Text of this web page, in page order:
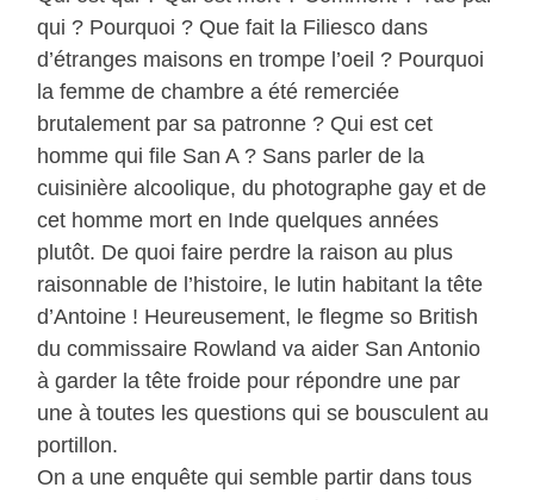
qui ? Pourquoi ? Que fait la Filiesco dans
d’étranges maisons en trompe l’oeil ? Pourquoi
la femme de chambre a été remerciée
brutalement par sa patronne ? Qui est cet
homme qui file San A ? Sans parler de la
cuisinière alcoolique, du photographe gay et de
cet homme mort en Inde quelques années
plutôt. De quoi faire perdre la raison au plus
raisonnable de l’histoire, le lutin habitant la tête
d’Antoine ! Heureusement, le flegme so British
du commissaire Rowland va aider San Antonio
à garder la tête froide pour répondre une par
une à toutes les questions qui se bousculent au
portillon.
On a une enquête qui semble partir dans tous